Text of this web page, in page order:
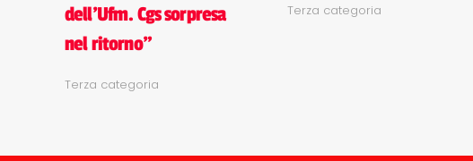
dell'Ufm. Cgs sorpresa
nel ritorno"
Terza categoria
Terza categoria